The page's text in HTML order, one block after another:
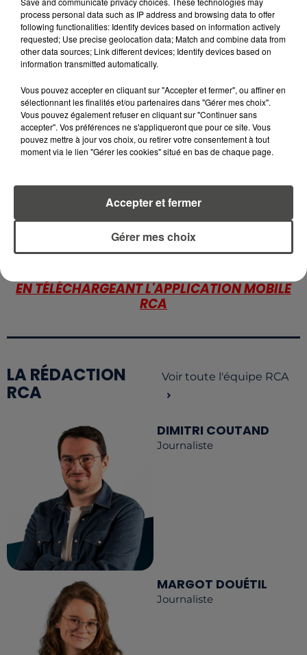
BOUTEILLES D'EAU
DISPARAISSENT DES RAYONS...
5 août 2026
MANGER SAINEMENT COÛTE 25 %
PLUS CHER QU'IL Y A CINQ ANS,
ALERTE L’ONU
5 août 2026
QUELLES SONT LES MARQUES QUI
OFFRENT LE MEILLEUR RAPPORT...
RETROUVEZ TOUTE L'ACTU DE LA RÉGION ET
EN TÉLÉCHARGEANT L'APPLICATION MOBILE
RCA
LA RÉDACTION
RCA
Voir toute l'équipe RCA
DIMITRI COUTAND
Journaliste
MARGOT DOUÉTIL
Journaliste
process personal data such as IP address and browsing data to offer
following functionalities: Identify devices based on information actively
requested; Use precise geolocation data; Match and combine data from
other data sources; Link different devices; Identify devices based on
information transmitted automatically.
Vous pouvez accepter en cliquant sur "Accepter et fermer", ou affiner en
sélectionnant les finalités et/ou partenaires dans "Gérer mes choix".
Vous pouvez également refuser en cliquant sur "Continuer sans
accepter". Vos préférences ne s'appliqueront que pour ce site. Vous
pouvez mettre à jour vos choix, ou retirer votre consentement à tout
moment via le lien "Gérer les cookies" situé en bas de chaque page.
Gérer mes choix
Accepter et fermer